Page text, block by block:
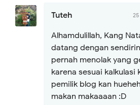
Tuteh
Alhamdulillah, Kang
datang dengan
pernah menolak yang
karena sesuai kalkulasi
pemilik blog kan
makan makaaaan :D